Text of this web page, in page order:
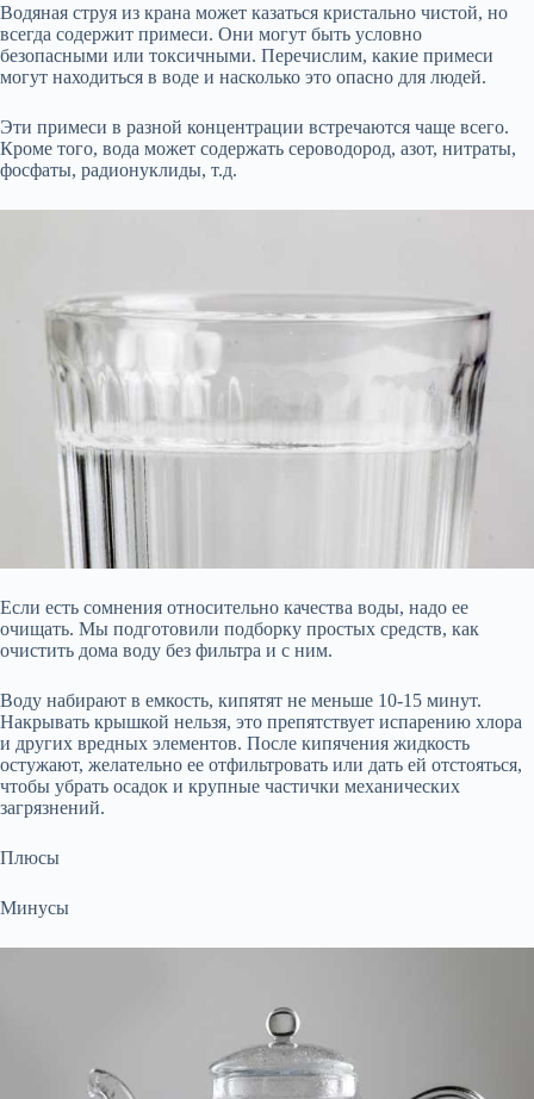
Водяная струя из крана может казаться кристально чистой, но
всегда содержит примеси. Они могут быть условно
безопасными или токсичными. Перечислим, какие примеси
могут находиться в воде и насколько это опасно для людей.
Эти примеси в разной концентрации встречаются чаще всего.
Кроме того, вода может содержать сероводород, азот, нитраты,
фосфаты, радионуклиды, т.д.
Если есть сомнения относительно качества воды, надо ее
очищать. Мы подготовили подборку простых средств, как
очистить дома воду без фильтра и с ним.
Воду набирают в емкость, кипятят не меньше 10-15 минут.
Накрывать крышкой нельзя, это препятствует испарению хлора
и других вредных элементов. После кипячения жидкость
остужают, желательно ее отфильтровать или дать ей отстояться,
чтобы убрать осадок и крупные частички механических
загрязнений.
Плюсы
Минусы